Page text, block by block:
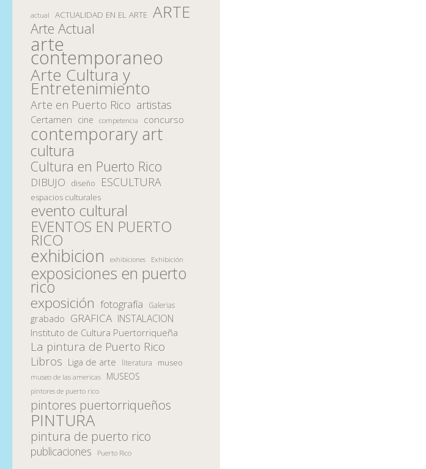
actual ACTUALIDAD EN EL ARTE ARTE
Arte Actual
arte
contemporaneo
Arte Cultura y
Entretenimiento
Arte en Puerto Rico artistas
Certamen cine competencia concurso
contemporary art
cultura
Cultura en Puerto Rico
DIBUJO diseño ESCULTURA
espacios culturales
evento cultural
EVENTOS EN PUERTO
RICO
exhibicion exhibiciones Exhibición
exposiciones en puerto
rico
exposición fotografía Galerias
grabado GRAFICA INSTALACION
Instituto de Cultura Puertorriqueña
La pintura de Puerto Rico
Libros Liga de arte literatura museo
museo de las americas MUSEOS
pintores de puerto rico
pintores puertorriqueños
PINTURA
pintura de puerto rico
publicaciones Puerto Rico